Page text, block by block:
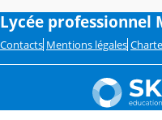
Lycée professionnel
Contacts Mentions légales